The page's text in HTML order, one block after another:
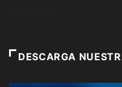
DESCARGA